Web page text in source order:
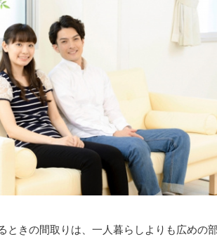
ときの間取りは、一人暮らしよりも広めの